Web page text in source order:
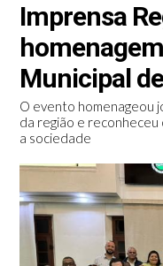
Imprensa
Municipal
O evento homenageou
da região e reconheceu
a sociedade